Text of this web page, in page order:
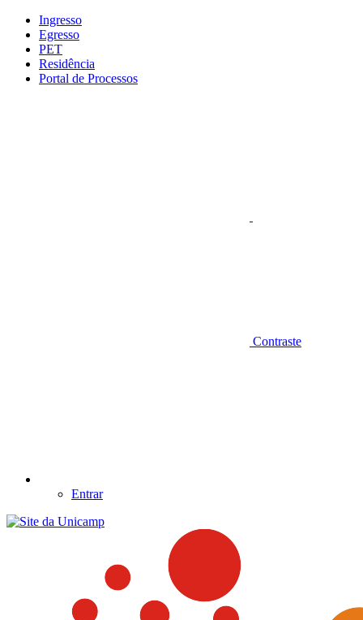
Conteúdo principal
Ingresso
Egresso
PET
Residência
Portal de Processos
Contraste
Entrar